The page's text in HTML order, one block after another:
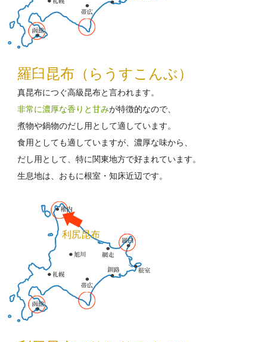
羅臼昆布（らうすこんぶ）
真昆布につぐ高級昆布と言われます。
非常に濃厚な香りと甘みが特徴的なので、
煮物や鍋物のだし用として適しています。
食用としても適していますが、濃厚な味から、
だし用として、特に関東地方で好まれています。
生息地は、おもに根室・知床近辺です。
利尻昆布